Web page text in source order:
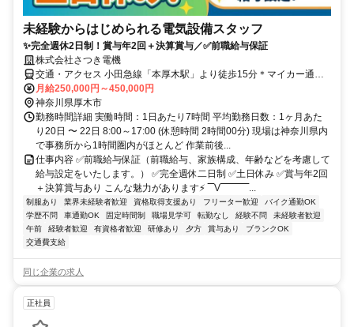
未経験からはじめられる電気設備スタッフ
✨完全週休2日制！賞与年2回＋決算賞与／✅前職給与保証
株式会社さつき電機
交通・アクセス 小田急線「本厚木駅」より徒歩15分＊マイカー通勤
も相談に応じます。
月給250,000円～450,000円
神奈川県厚木市
勤務時間詳細 実働時間：1日あたり7時間 平均勤務日数：1ヶ月あた
り20日 〜 22日 8:00～17:00 (休憩時間 2時間00分) 現場は神奈川県内
で事務所から1時間圏内がほとんど 作業前後...
仕事内容 ✅前職給与保証（前職給与、家族構成、年齢などを考慮して
給与設定をいたします。） ✅完全週休二日制 ✅土日休み ✅賞与年2回
＋決算賞与あり こんな魅力があります⚡ ‾‾V‾‾‾‾‾‾‾‾‾...
制服あり 業界未経験者歓迎 資格取得支援あり フリーター歓迎
バイク通勤OK
学歴不問
車通勤OK 固定時間制 職場見学可 転勤なし 経験不問
未経験者歓迎
午前
経験者歓迎 有資格者歓迎 研修あり 夕方 賞与あり
ブランクOK
交通費支給
同じ企業の求人
正社員